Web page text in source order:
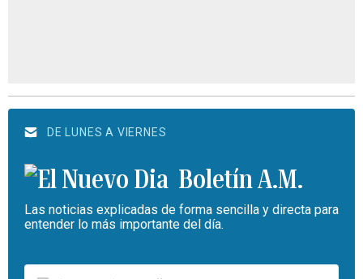
DE LUNES A VIERNES
Boletín A.M.
Las noticias explicadas de forma sencilla y directa para
entender lo más importante del día.